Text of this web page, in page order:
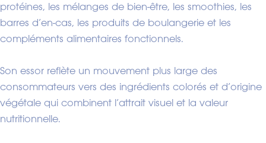
protéines, les mélanges de bien-être, les smoothies, les
barres d’en-cas, les produits de boulangerie et les
compléments alimentaires fonctionnels.
Son essor reflète un mouvement plus large des
consommateurs vers des ingrédients colorés et d’origine
végétale qui combinent l’attrait visuel et la valeur
nutritionnelle.